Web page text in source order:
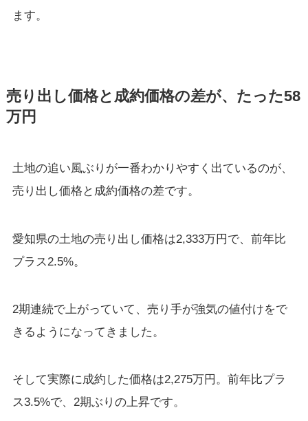
ます。
売り出し価格と成約価格の差が、たった58
万円
土地の追い風ぶりが一番わかりやすく出ているのが、
売り出し価格と成約価格の差です。
愛知県の土地の売り出し価格は2,333万円で、前年比
プラス2.5%。
2期連続で上がっていて、売り手が強気の値付けをで
きるようになってきました。
そして実際に成約した価格は2,275万円。前年比プラ
ス3.5%で、2期ぶりの上昇です。